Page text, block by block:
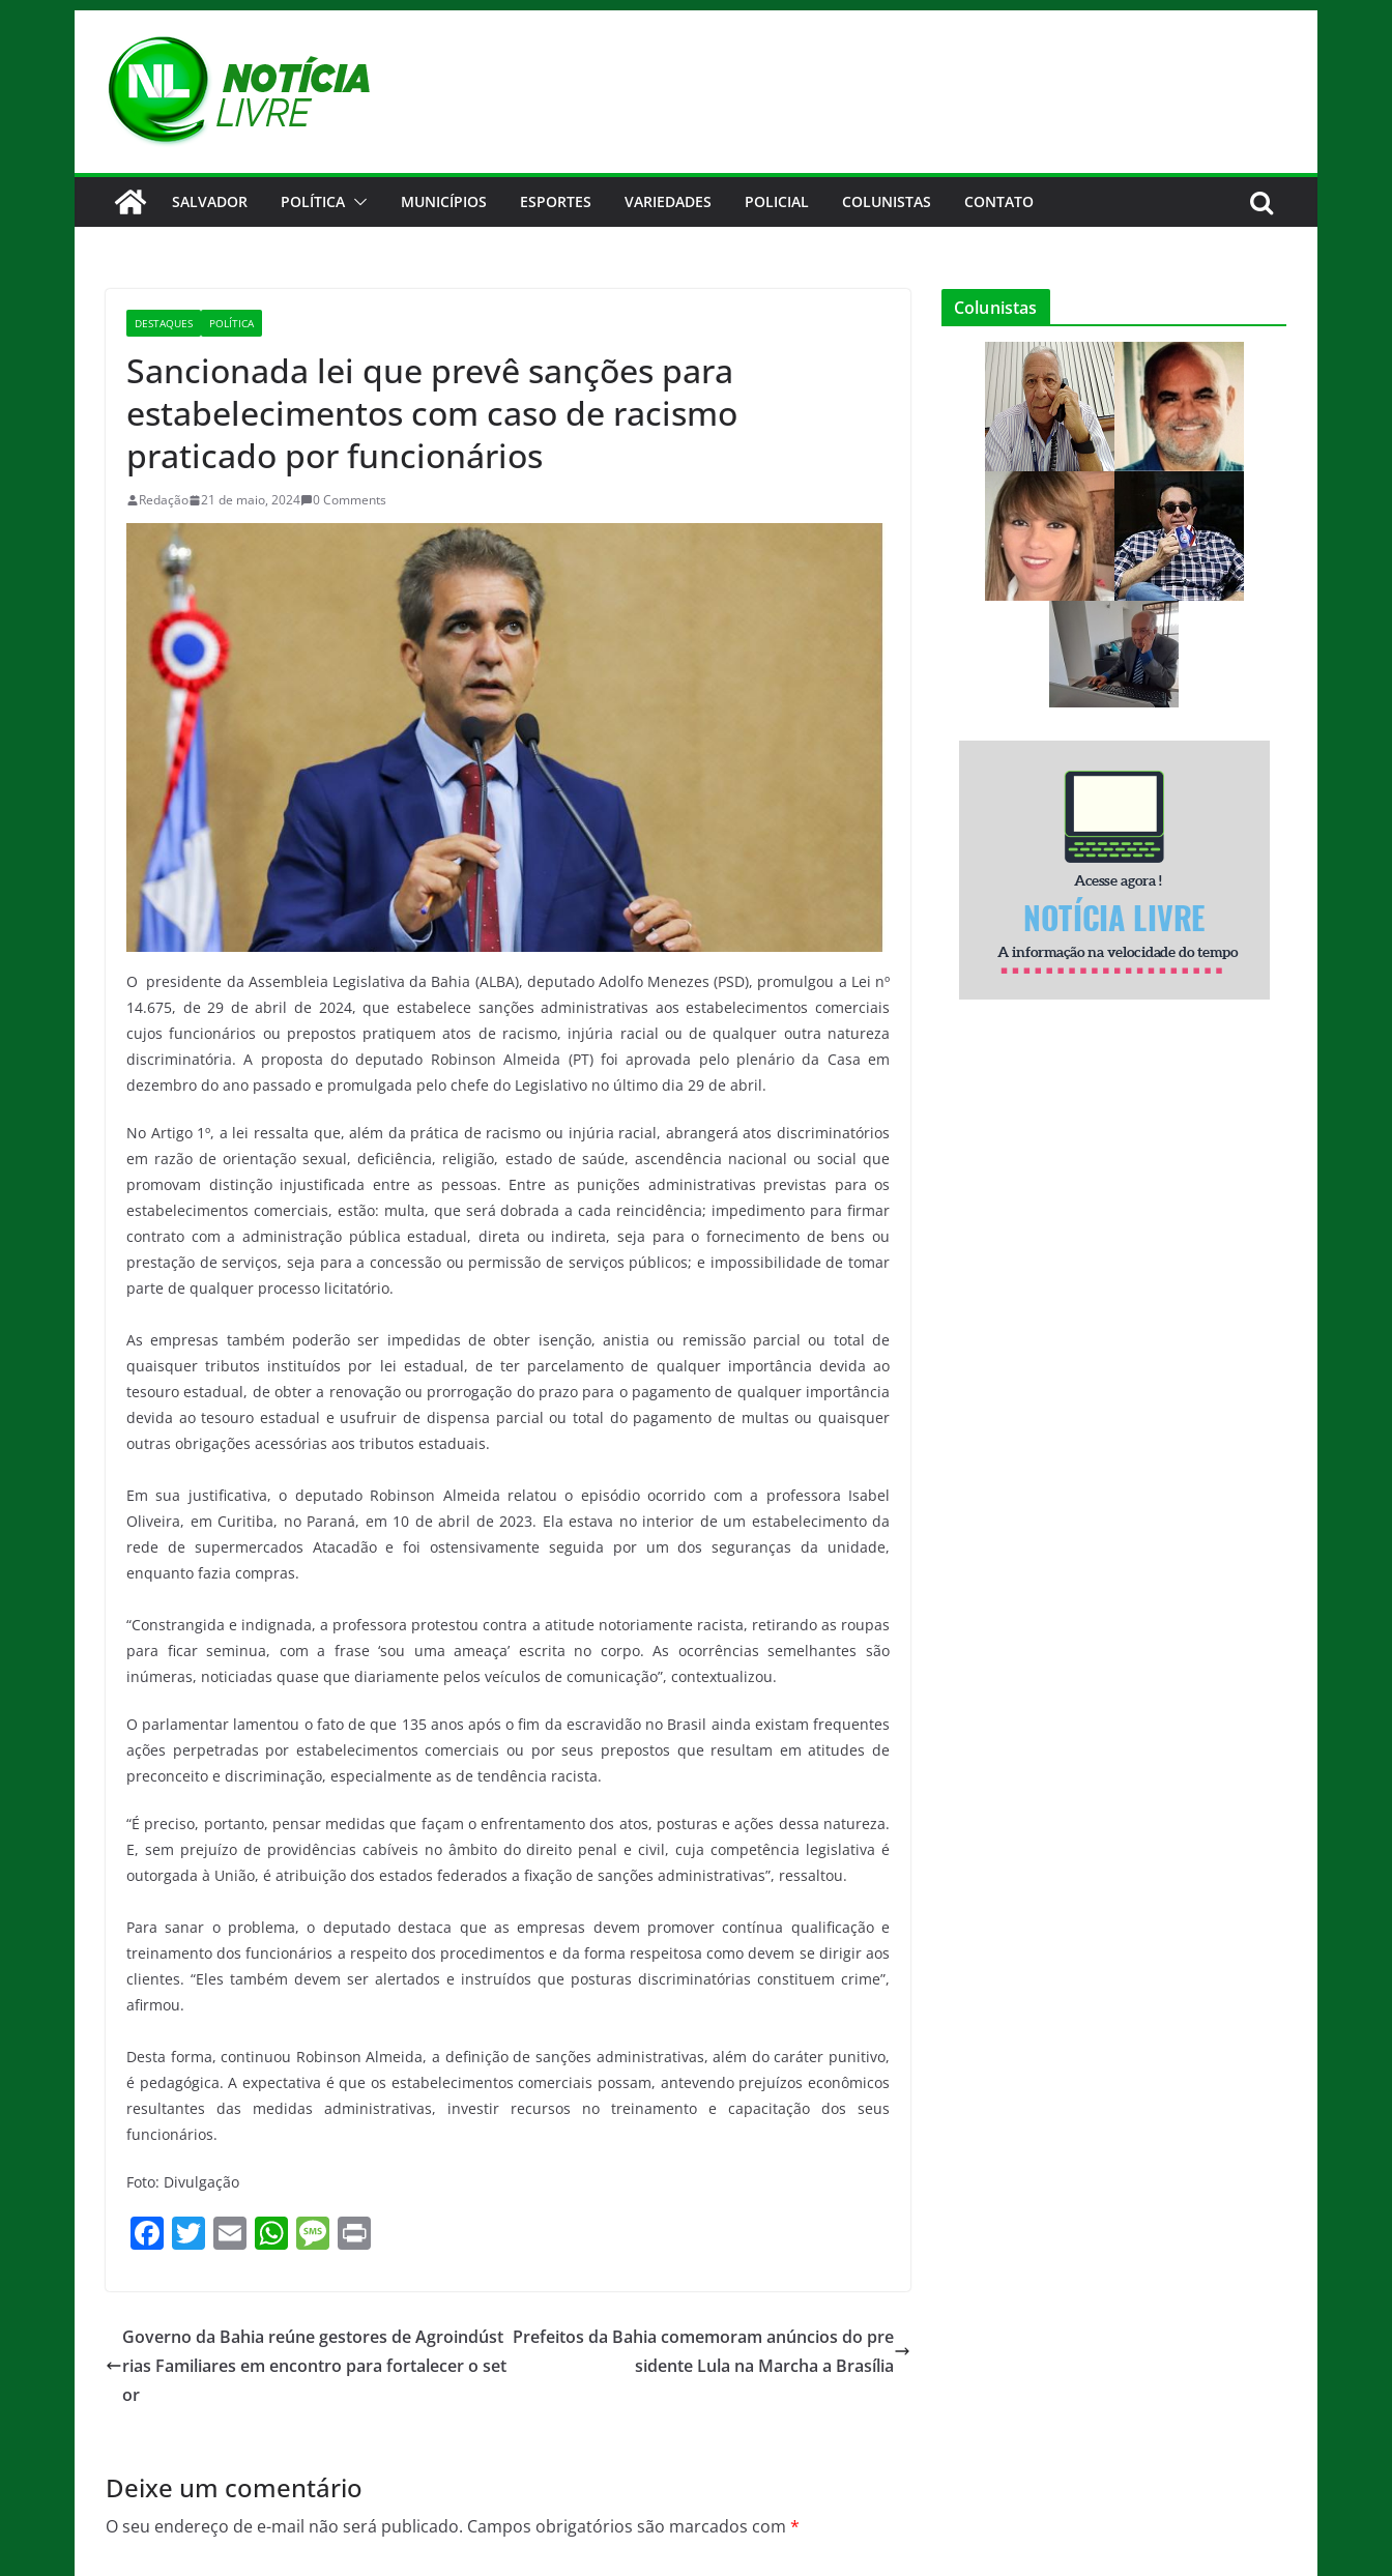
conteúdo
SALVADOR POLÍTICA MUNICÍPIOS ESPORTES VARIEDADES POLICIAL COLUNISTAS CONTATO
DESTAQUES POLÍTICA
Sancionada lei que prevê sanções para
estabelecimentos com caso de racismo
praticado por funcionários
Redação 21 de maio, 2024 0 Comments
O presidente da Assembleia Legislativa da Bahia (ALBA), deputado Adolfo Menezes (PSD), promulgou a Lei nº
14.675, de 29 de abril de 2024, que estabelece sanções administrativas aos estabelecimentos comerciais
cujos funcionários ou prepostos pratiquem atos de racismo, injúria racial ou de qualquer outra natureza
discriminatória. A proposta do deputado Robinson Almeida (PT) foi aprovada pelo plenário da Casa em
dezembro do ano passado e promulgada pelo chefe do Legislativo no último dia 29 de abril.
No Artigo 1º, a lei ressalta que, além da prática de racismo ou injúria racial, abrangerá atos discriminatórios
em razão de orientação sexual, deficiência, religião, estado de saúde, ascendência nacional ou social que
promovam distinção injustificada entre as pessoas. Entre as punições administrativas previstas para os
estabelecimentos comerciais, estão: multa, que será dobrada a cada reincidência; impedimento para firmar
contrato com a administração pública estadual, direta ou indireta, seja para o fornecimento de bens ou
prestação de serviços, seja para a concessão ou permissão de serviços públicos; e impossibilidade de tomar
parte de qualquer processo licitatório.
As empresas também poderão ser impedidas de obter isenção, anistia ou remissão parcial ou total de
quaisquer tributos instituídos por lei estadual, de ter parcelamento de qualquer importância devida ao
tesouro estadual, de obter a renovação ou prorrogação do prazo para o pagamento de qualquer importância
devida ao tesouro estadual e usufruir de dispensa parcial ou total do pagamento de multas ou quaisquer
outras obrigações acessórias aos tributos estaduais.
Em sua justificativa, o deputado Robinson Almeida relatou o episódio ocorrido com a professora Isabel
Oliveira, em Curitiba, no Paraná, em 10 de abril de 2023. Ela estava no interior de um estabelecimento da
rede de supermercados Atacadão e foi ostensivamente seguida por um dos seguranças da unidade,
enquanto fazia compras.
“Constrangida e indignada, a professora protestou contra a atitude notoriamente racista, retirando as roupas
para ficar seminua, com a frase ‘sou uma ameaça’ escrita no corpo. As ocorrências semelhantes são
inúmeras, noticiadas quase que diariamente pelos veículos de comunicação”, contextualizou.
O parlamentar lamentou o fato de que 135 anos após o fim da escravidão no Brasil ainda existam frequentes
ações perpetradas por estabelecimentos comerciais ou por seus prepostos que resultam em atitudes de
preconceito e discriminação, especialmente as de tendência racista.
“É preciso, portanto, pensar medidas que façam o enfrentamento dos atos, posturas e ações dessa natureza.
E, sem prejuízo de providências cabíveis no âmbito do direito penal e civil, cuja competência legislativa é
outorgada à União, é atribuição dos estados federados a fixação de sanções administrativas”, ressaltou.
Para sanar o problema, o deputado destaca que as empresas devem promover contínua qualificação e
treinamento dos funcionários a respeito dos procedimentos e da forma respeitosa como devem se dirigir aos
clientes. “Eles também devem ser alertados e instruídos que posturas discriminatórias constituem crime”,
afirmou.
Desta forma, continuou Robinson Almeida, a definição de sanções administrativas, além do caráter punitivo,
é pedagógica. A expectativa é que os estabelecimentos comerciais possam, antevendo prejuízos econômicos
resultantes das medidas administrativas, investir recursos no treinamento e capacitação dos seus
funcionários.
Foto: Divulgação
F
e
b
T
er
E
l
W
s
A
M
a
g
Governo da Bahia reúne gestores de Agroindúst
rias Familiares em encontro para fortalecer o set
or
Prefeitos da Bahia comemoram anúncios do pre
sidente Lula na Marcha a Brasília
Deixe um comentário
O seu endereço de e-mail não será publicado. Campos obrigatórios são marcados com *
Colunistas